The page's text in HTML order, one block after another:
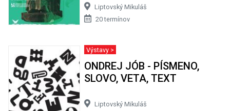
Liptovský Mikuláš
20 termínov
Výstavy >
ONDREJ JÓB - PÍSMENO,
SLOVO, VETA, TEXT
Liptovský Mikuláš